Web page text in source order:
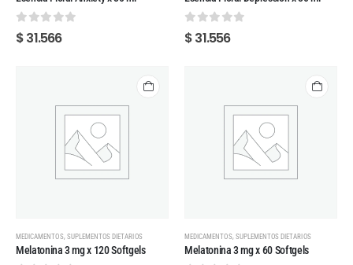
0 out of 5
$31.566 0 out of 5
$31.556
MEDICAMENTOS,SUPLEMENTOS DIETARIOS
Melatonina 3 mg x 120 Softgels
MEDICAMENTOS,SUPLEMENTOS DIETARIOS
Melatonina 3 mg x 60 Softgels